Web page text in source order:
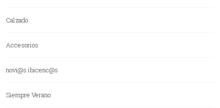
Calzado
Accesorios
novi@s ibicenc@s
Siempre Verano